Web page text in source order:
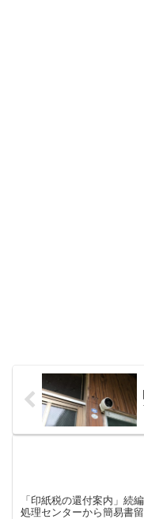
「印紙税の還付案内」続
処理センターから簡易書留